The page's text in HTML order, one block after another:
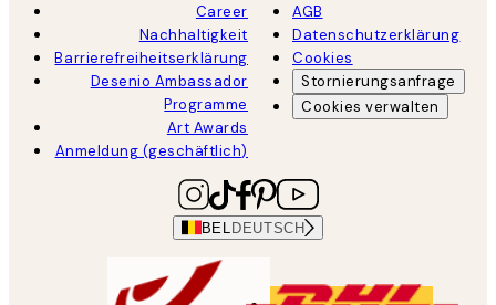
Career
Nachhaltigkeit
Barrierefreiheitserklärung
Desenio Ambassador
Programme
Art Awards
Anmeldung (geschäftlich)
AGB
Datenschutzerklärung
Cookies
Stornierungsanfrage
Cookies verwalten
BEL DEUTSCH